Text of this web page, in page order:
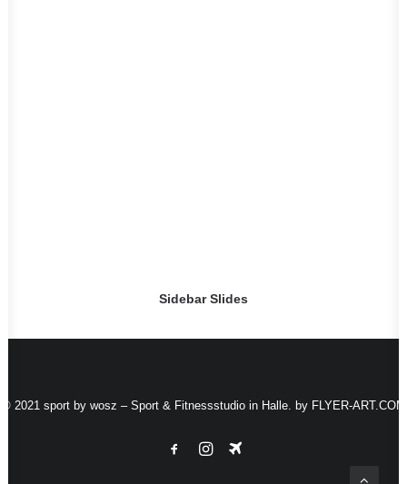
Sidebar Slides
© 2021 sport by wosz – Sport & Fitnessstudio in Halle. by FLYER-ART.COM